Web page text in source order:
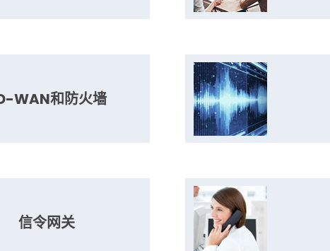
WAN和防火墙
信令网关